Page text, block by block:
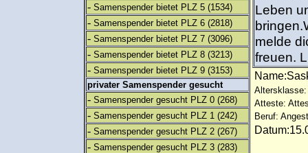
- Samenspender bietet PLZ 5 (1534)
- Samenspender bietet PLZ 6 (2818)
- Samenspender bietet PLZ 7 (3096)
- Samenspender bietet PLZ 8 (3213)
- Samenspender bietet PLZ 9 (3153)
privater Samenspender gesucht
- Samenspender gesucht PLZ 0 (268)
- Samenspender gesucht PLZ 1 (242)
- Samenspender gesucht PLZ 2 (267)
- Samenspender gesucht PLZ 3 (283)
Leben
melde
freuen.
Altersklasse:
Atteste:
Beruf: